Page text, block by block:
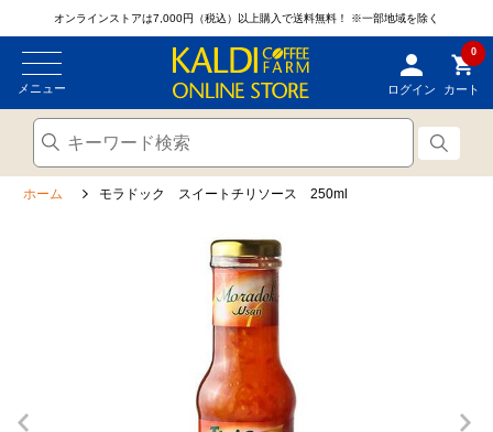
オンラインストアは7,000円（税込）以上購入で送料無料！ ※一部地域を除く
メニュー ログイン
0
カート
ホーム モラドック スイートチリソース 250ml